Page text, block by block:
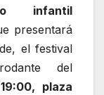
infantil
presentará
el festival
del
plaza